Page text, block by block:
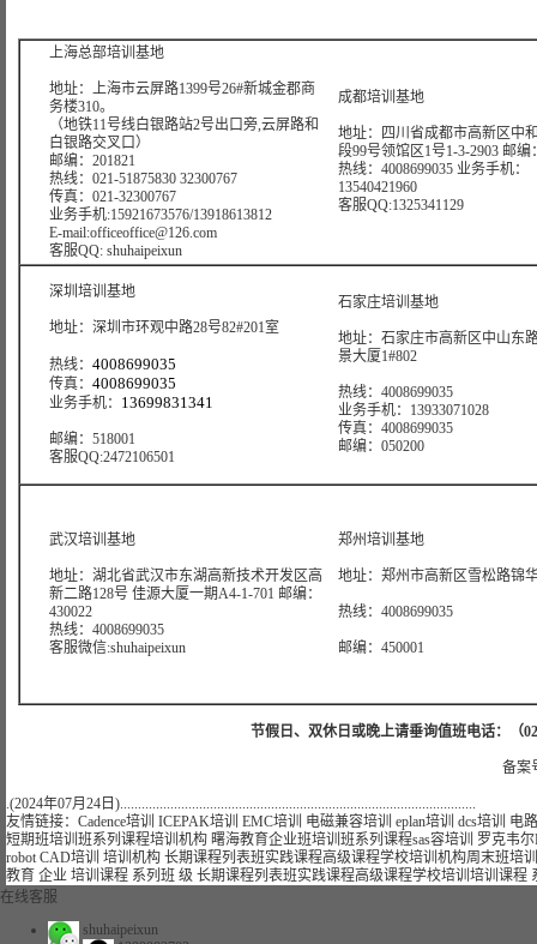
上海总部培训基地
地址：上海市云屏路1399号26#新城金郡商
务楼310。
（地铁11号线白银路站2号出口旁,云屏路和
白银路交叉口）
邮编：201821
热线：021-51875830 32300767
传真：021-32300767
业务手机:15921673576/13918613812
E-mail:officeoffice@126.com
客服QQ: shuhaipeixun
成都培训基地
地址：四川省成都市高新区中
段99号领馆区1号1-3-2903 邮编
热线：4008699035 业务手机：
13540421960
客服QQ:1325341129
深圳培训基地
地址：深圳市环观中路28号82#201室
热线： 4008699035
传真： 4008699035
业务手机： 13699831341
邮编：518001
客服QQ:2472106501
石家庄培训基地
地址：石家庄市高新区中山东
景大厦1#802
热线：4008699035
业务手机：13933071028
传真：4008699035
邮编：050200
武汉培训基地
地址：湖北省武汉市东湖高新技术开发区高
新二路128号 佳源大厦一期A4-1-701 邮编：
430022
热线：4008699035
客服微信:shuhaipeixun
郑州培训基地
地址：郑州市高新区雪松路锦
热线：4008699035
邮编：450001
节假日、双休日或晚上请垂询值班电话：（
备案
.(2024年07月24日)...................................................................................................
友情链接： Cadence培训 ICEPAK培训 EMC培训 电磁兼容培训 eplan培训 dcs培训 电
短期班培训 班系列课程培训 机构 曙海教育企业班培训 班系列课程sas容培训 罗克韦
robot CAD培训 培训 机构 长期课程列表班实践课程高级课程学校培训 机构周末班培训
教育 企业 培训课程 系列班 级 长期课程列表班实践课程高级课程学校培训 培训课程
在线客服
shuhaipeixun